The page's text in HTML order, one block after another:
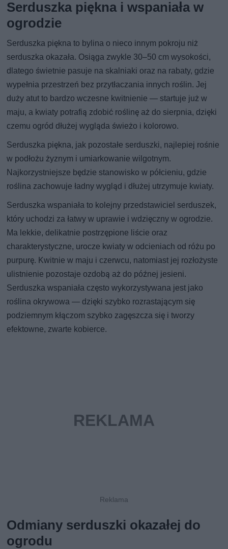
Serduszka piękna i wspaniała w
ogrodzie
Serduszka piękna to bylina o nieco innym pokroju niż
serduszka okazała. Osiąga zwykle 30–50 cm wysokości,
dlatego świetnie pasuje na skalniaki oraz na rabaty, gdzie
wypełnia przestrzeń bez przytłaczania innych roślin. Jej
duży atut to bardzo wczesne kwitnienie — startuje już w
maju, a kwiaty potrafią zdobić roślinę aż do sierpnia, dzięki
czemu ogród dłużej wygląda świeżo i kolorowo.
Serduszka piękna, jak pozostałe serduszki, najlepiej rośnie
w podłożu żyznym i umiarkowanie wilgotnym.
Najkorzystniejsze będzie stanowisko w półcieniu, gdzie
roślina zachowuje ładny wygląd i dłużej utrzymuje kwiaty.
Serduszka wspaniała to kolejny przedstawiciel serduszek,
który uchodzi za łatwy w uprawie i wdzięczny w ogrodzie.
Ma lekkie, delikatnie postrzępione liście oraz
charakterystyczne, urocze kwiaty w odcieniach od różu po
purpurę. Kwitnie w maju i czerwcu, natomiast jej rozłożyste
ulistnienie pozostaje ozdobą aż do późnej jesieni.
Serduszka wspaniała często wykorzystywana jest jako
roślina okrywowa — dzięki szybko rozrastającym się
podziemnym kłączom szybko zagęszcza się i tworzy
efektowne, zwarte kobierce.
Odmiany serduszki okazałej do
ogrodu